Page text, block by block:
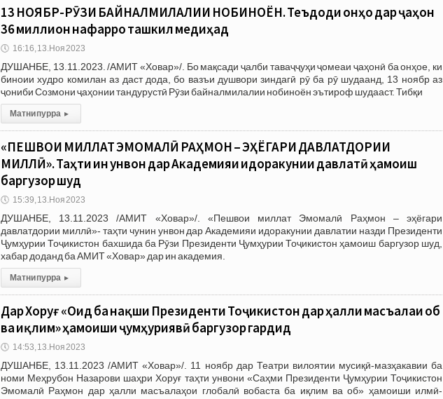
13 НОЯБР-РӮЗИ БАЙНАЛМИЛАЛИИ НОБИНОЁН. Теъдоди онҳо дар ҷаҳон
36 миллион нафарро ташкил медиҳад
🕔 16:16, 13.Ноя 2023
ДУШАНБЕ, 13.11.2023. /АМИТ «Ховар»/. Бо мақсади ҷалби таваҷҷуҳи ҷомеаи ҷаҳонӣ ба онҳое, ки
биноии худро комилан аз даст дода, бо вазъи душвори зиндагӣ рӯ ба рӯ шудаанд, 13 ноябр аз
ҷониби Созмони ҷаҳонии тандурустӣ Рӯзи байналмилалии нобиноён эътироф шудааст. Тибқи
Матни пурра ▸
«ПЕШВОИ МИЛЛАТ ЭМОМАЛӢ РАҲМОН – ЭҲЁГАРИ ДАВЛАТДОРИИ
МИЛЛӢ». Таҳти ин унвон дар Академияи идоракунии давлатӣ ҳамоиш
баргузор шуд
🕔 15:39, 13.Ноя 2023
ДУШАНБЕ, 13.11.2023 /АМИТ «Ховар»/. «Пешвои миллат Эмомалӣ Раҳмон – эҳёгари
давлатдории миллӣ»- таҳти чунин унвон дар Академияи идоракунии давлатии назди Президенти
Ҷумҳурии Тоҷикистон бахшида ба Рӯзи Президенти Ҷумҳурии Тоҷикистон ҳамоиш баргузор шуд,
хабар доданд ба АМИТ «Ховар» дар ин академия.
Матни пурра ▸
Дар Хоруғ «Оид ба нақши Президенти Тоҷикистон дар ҳалли масъалаи об
ва иқлим» ҳамоиши ҷумҳуриявӣ баргузор гардид
🕔 14:53, 13.Ноя 2023
ДУШАНБЕ, 13.11.2023 /АМИТ «Ховар»/. 11 ноябр дар Театри вилоятии мусиқӣ-мазҳакавии ба
номи Меҳрубон Назарови шаҳри Хоруғ таҳти унвони «Саҳми Президенти Ҷумҳурии Тоҷикистон
Эмомалӣ Раҳмон дар ҳалли масъалаҳои глобалӣ вобаста ба иқлим ва об» ҳамоиши илмӣ-